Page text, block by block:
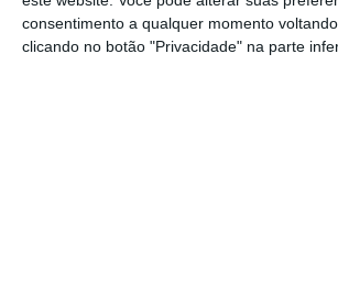
consentimento a qualquer momento
clicando no botão "Privacidade" na parte
“Mais de 60 cêntimos em
um euro de combustível é um